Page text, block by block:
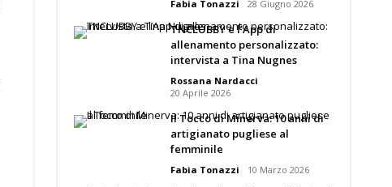
Fabia Tonazzi 28 Giugno 2026
TNCLUBBY e l’App di
allenamento personalizzato:
intervista a Tina Nugnes
Rossana Nardacci
20 Aprile 2026
Il Tocco di Minerva: 10 anni di
artigianato pugliese al
femminile
Fabia Tonazzi 10 Marzo 2026